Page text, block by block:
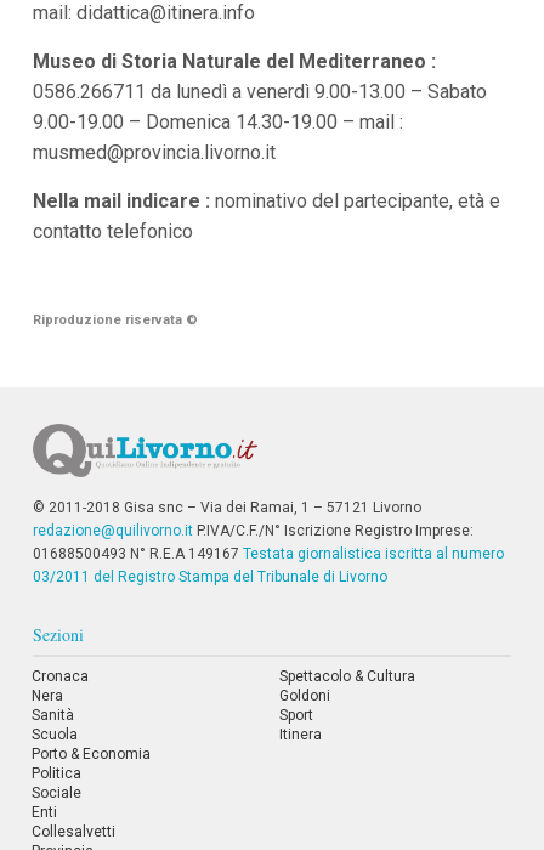
mail: didattica@itinera.info
Museo di Storia Naturale del Mediterraneo :
0586.266711 da lunedì a venerdì 9.00-13.00 – Sabato
9.00-19.00 – Domenica 14.30-19.00 – mail :
musmed@provincia.livorno.it
Nella mail indicare : nominativo del partecipante, età e
contatto telefonico
Riproduzione riservata ©
© 2011-2018 Gisa snc – Via dei Ramai, 1 – 57121 Livorno
redazione@quilivorno.itP.IVA/C.F./N° Iscrizione Registro Imprese:
01688500493 N° R.E.A 149167 Testata giornalistica iscritta al numero
03/2011 del Registro Stampa del Tribunale di Livorno
Sezioni
Cronaca
Nera
Sanità
Scuola
Porto & Economia
Politica
Sociale
Enti
Collesalvetti
Spettacolo & Cultura
Goldoni
Sport
Itinera